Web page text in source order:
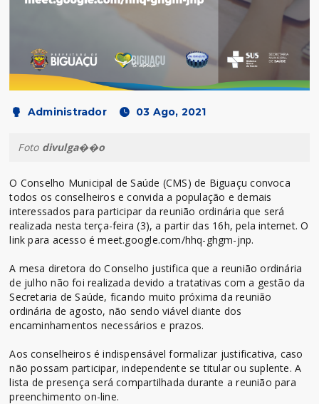
Administrador 03 Ago, 2021
Foto divulga��o
O Conselho Municipal de Saúde (CMS) de Biguaçu convoca
todos os conselheiros e convida a população e demais
interessados para participar da reunião ordinária que será
realizada nesta terça-feira (3), a partir das 16h, pela internet. O
link para acesso é meet.google.com/hhq-ghgm-jnp.
A mesa diretora do Conselho justifica que a reunião ordinária
de julho não foi realizada devido a tratativas com a gestão da
Secretaria de Saúde, ficando muito próxima da reunião
ordinária de agosto, não sendo viável diante dos
encaminhamentos necessários e prazos.
Aos conselheiros é indispensável formalizar justificativa, caso
não possam participar, independente se titular ou suplente. A
lista de presença será compartilhada durante a reunião para
preenchimento on-line.